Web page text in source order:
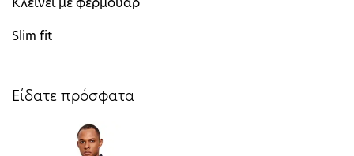
Slim fit
Είδατε πρόσφατα